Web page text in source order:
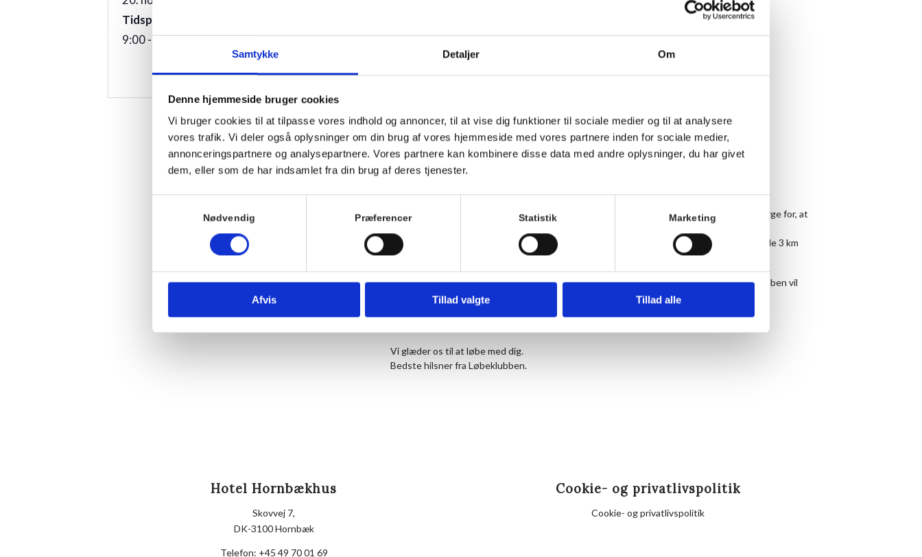
Samtykke Detaljer Om
Denne hjemmeside bruger cookies
Vi bruger cookies til at tilpasse vores indhold og annoncer, til at vise dig funktioner til sociale medier og til at analysere
vores trafik. Vi deler også oplysninger om din brug af vores hjemmeside med vores partnere inden for sociale medier,
annonceringspartnere og analysepartnere. Vores partnere kan kombinere disse data med andre oplysninger, du har givet
dem, eller som de har indsamlet fra din brug af deres tjenester.
Nødvendig Præferencer Statistik Marketing
Afvis Tillad valgte Tillad alle
Vi løber sammen hver tirsdag og torsdag og hjælpes alle med at holde gejsten højt og sørge for, at
ALLE er velkomne, uanset om du har løbet din 25. marathon eller først lige er nået op på de 3 km
uden at holde pause.
Vi mødes ved trappen foran Hornbækhus ca. 5 min før, hvor en repræsentant fra løbeklubben vil
tage imod.
Vi glæder os til at løbe med dig.
Bedste hilsner fra Løbeklubben.
Tidspunkt:
9:00 - 10:00
+4549700169
Hotel Hornbækhus
Skovvej 7,
DK-3100 Hornbæk
Telefon: +45 49 70 01 69
Cookie- og privatlivspolitik
Cookie- og privatlivspolitik